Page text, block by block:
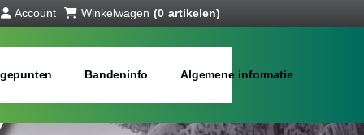
Account Winkelwagen (0 artikelen)
Bandeninfo Algemene informatie